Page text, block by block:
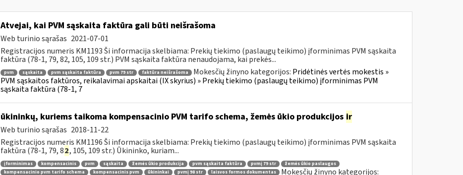
Atvejai, kai PVM sąskaita faktūra gali būti neišrašoma
Web turinio sąrašas 2021-07-01
Registracijos numeris KM1193 Ši informacija skelbiama: Prekių tiekimo (paslaugų teikimo) įforminimas PVM sąskaita
faktūra (78-1, 79, 82, 105, 109 str.) PVM sąskaita faktūra nenaudojama, kai prekės...
pvm sąskaita pvm sąskaita faktūra pvm 79 str faktūra neišrašoma Mokesčių žinyno kategorijos: Pridėtinės vertės mokestis »
PVM sąskaitos faktūros, reikalavimai apskaitai (IX skyrius) » Prekių tiekimo (paslaugų teikimo) įforminimas PVM
sąskaita faktūra (78-1, 7
ūkininkų, kuriems taikoma kompensacinio PVM tarifo schema, žemės ūkio produkcijos ir
Web turinio sąrašas 2018-11-22
Registracijos numeris KM1196 Ši informacija skelbiama: Prekių tiekimo (paslaugų teikimo) įforminimas PVM sąskaita
faktūra (78-1, 79, 82, 105, 109 str.) Ūkininko, kuriam...
įforminimas kompensacinis pvm sąskaita žemės ūkio produkcija pvm sąskaita faktūra pvmį 79 str
žemės ūkio paslaugos
kompensacinio pvm tarifo schema
kompensacinis pvm ūkininkai pvmį 98 str laisvos formos dokumentas
Mokesčių žinyno kategorijos: